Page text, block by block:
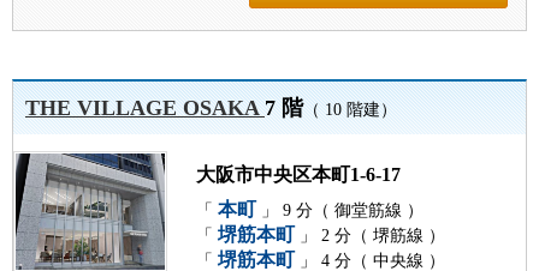
THE VILLAGE OSAKA7 階（ 10 階建）
大阪市中央区本町1-6-17
「 本町 」 9 分（ 御堂筋線 ）
「 堺筋本町 」 2 分（ 堺筋線 ）
「 堺筋本町 」 4 分（ 中央線 ）